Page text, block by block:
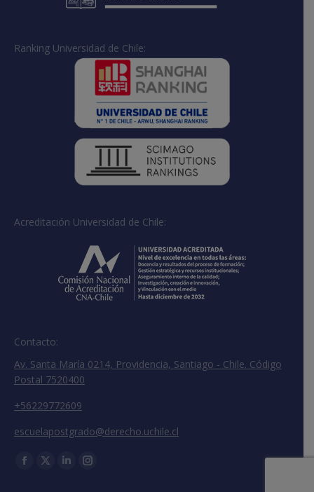
Ranking Universidad de Chile:
Acreditación Universidad de Chile:
Contacto:
Av. Santa María 0214, Providencia, Santiago - Chile. Código
Postal 7520400
+56229772609
escuelapostgrado@derecho.uchile.cl
Encuéntranos en:
Facebook
X
LinkedinInstagram